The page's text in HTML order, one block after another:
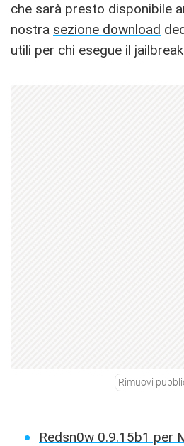
che sarà presto disponibile
nostra sezione download
utili per chi esegue il
Rimuovi
Redsn0w 0.9.15b1 per